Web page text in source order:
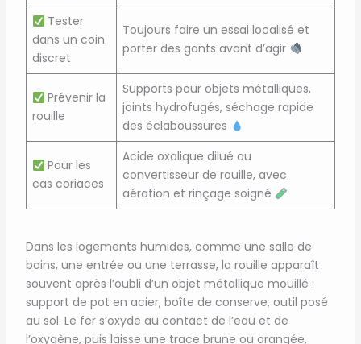
Tester
dans un coin
discret
Toujours faire un essai localisé et
porter des gants avant d’agir
Prévenir la
rouille
Supports pour objets métalliques,
joints hydrofugés, séchage rapide
des éclaboussures
Pour les
cas coriaces
Acide oxalique dilué ou
convertisseur de rouille, avec
aération et rinçage soigné
Dans les logements humides, comme une salle de
bains, une entrée ou une terrasse, la rouille apparaît
souvent après l’oubli d’un objet métallique mouillé :
support de pot en acier, boîte de conserve, outil posé
au sol. Le fer s’oxyde au contact de l’eau et de
l’oxygène, puis laisse une trace brune ou orangée,